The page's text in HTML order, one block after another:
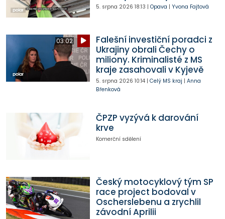
5. srpna 2026 18:13 | Opava | Yvona Fajtová
03:02
Falešní investiční poradci z
Ukrajiny obrali Čechy o
miliony. Kriminalisté z MS
kraje zasahovali v Kyjevě
5. srpna 2026 10:14| Celý MS kraj | Anna
Břenková
ČPZP vyzývá k darování
krve
Komerční sdělení
Český motocyklový tým SP
race project bodoval v
Oscherslebenu a zrychlil
závodní Aprilii